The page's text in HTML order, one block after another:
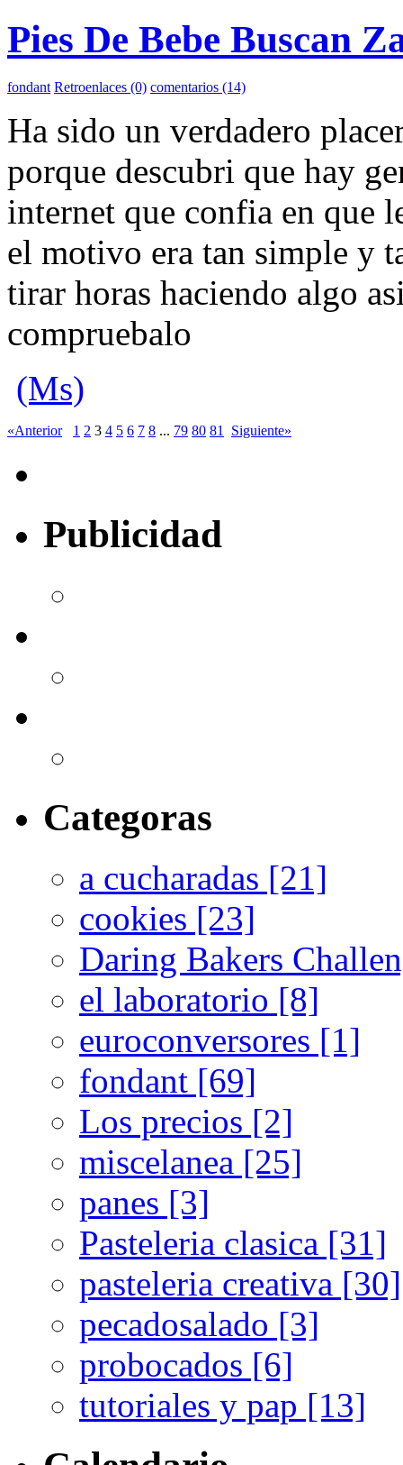
Pies De Bebe Buscan
fondant Retroenlaces (0) comentarios (14)
Ha sido un verdadero
porque descubri que hay
internet que confia en que
el motivo era tan simple y
tirar horas haciendo algo
compruebalo
(Ms)
«Anterior 1 2 3 4 5 6 7 8 ... 79 80 81 Siguiente»
Publicidad
Categoras
a cucharadas [21]
cookies [23]
Daring Bakers
el laboratorio [8]
euroconversores [1]
fondant [69]
Los precios [2]
miscelanea [25]
panes [3]
Pasteleria clasica [31]
pasteleria creativa [30]
pecadosalado [3]
probocados [6]
tutoriales y pap [13]